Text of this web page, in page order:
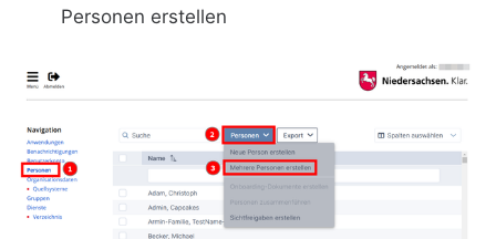
Personen erstellen